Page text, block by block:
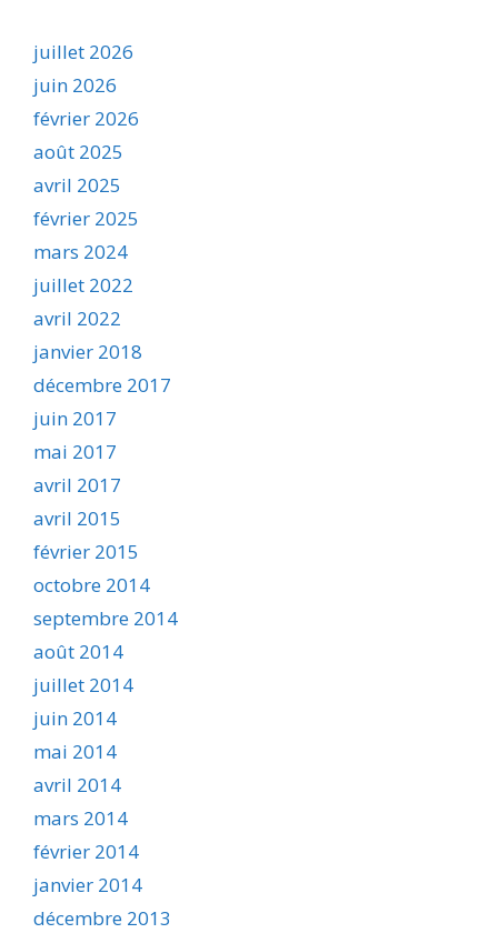
juillet 2026
juin 2026
février 2026
août 2025
avril 2025
février 2025
mars 2024
juillet 2022
avril 2022
janvier 2018
décembre 2017
juin 2017
mai 2017
avril 2017
avril 2015
février 2015
octobre 2014
septembre 2014
août 2014
juillet 2014
juin 2014
mai 2014
avril 2014
mars 2014
février 2014
janvier 2014
décembre 2013